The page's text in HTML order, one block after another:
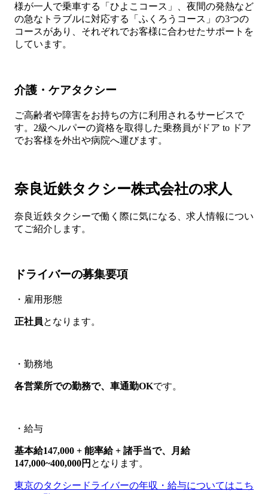
様が一人で乗車する「ひよこコース」、夜間の発熱など
の急なトラブルに対応する「ふくろうコース」の3つの
コースがあり、それぞれでお客様に合わせたサポートを
しています。
介護・ケアタクシー
ご高齢者や障害をお持ちの方に利用されるサービスで
す。2級ヘルパーの資格を取得した乗務員がドア to ドア
でお客様を外出や病院へ運びます。
奈良近鉄タクシー株式会社の求人
奈良近鉄タクシーで働く際に気になる、求人情報につい
てご紹介します。
ドライバーの募集要項
・雇用形態
正社員となります。
・勤務地
各営業所での勤務で、車通勤OKです。
・給与
基本給147,000 + 能率給 + 諸手当で、月給
147,000~400,000円 となります。
東京のタクシードライバーの年収・給与についてはこち